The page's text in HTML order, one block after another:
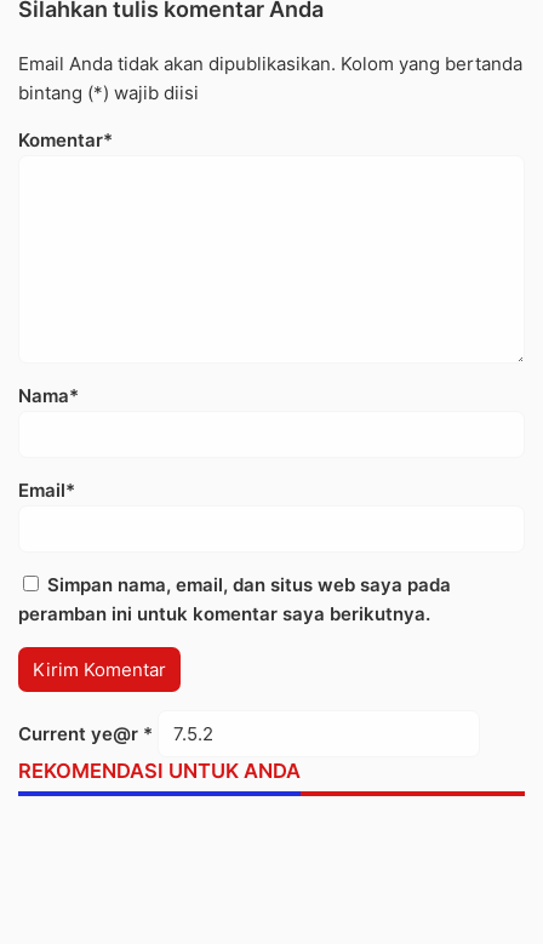
Silahkan tulis komentar Anda
Email Anda tidak akan dipublikasikan. Kolom yang bertanda
bintang (*) wajib diisi
Komentar*
Nama*
Email*
Simpan nama, email, dan situs web saya pada
peramban ini untuk komentar saya berikutnya.
Current ye@r *
REKOMENDASI UNTUK ANDA